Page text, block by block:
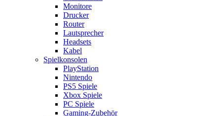
Monitore
Drucker
Router
Lautsprecher
Headsets
Kabel
Spielkonsolen
PlayStation
Nintendo
PS5 Spiele
Xbox Spiele
PC Spiele
Gaming-Zubehör